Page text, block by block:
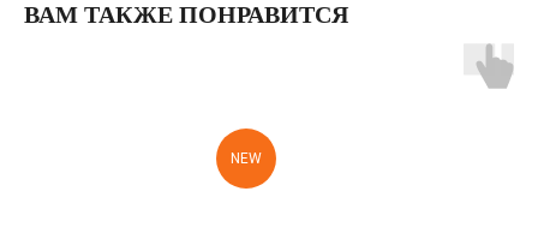
ВАМ ТАКЖЕ ПОНРАВИТСЯ
NEW